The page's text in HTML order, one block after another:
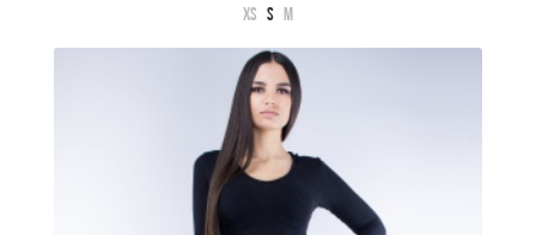
XS S M